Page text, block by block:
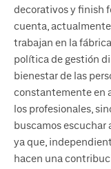
decorativos y finish
cuenta,
trabajan en la
política de gestión
bienestar de las
constantemente en
los profesionales,
buscamos escuchar
ya que,
hacen una